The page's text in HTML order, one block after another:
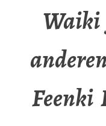
Waiki
Feenki